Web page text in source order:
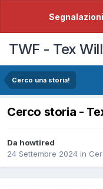
TWF - Tex
Cerco una storia!
Cerco storia -
Da howtired
24 Settembre 2024 in